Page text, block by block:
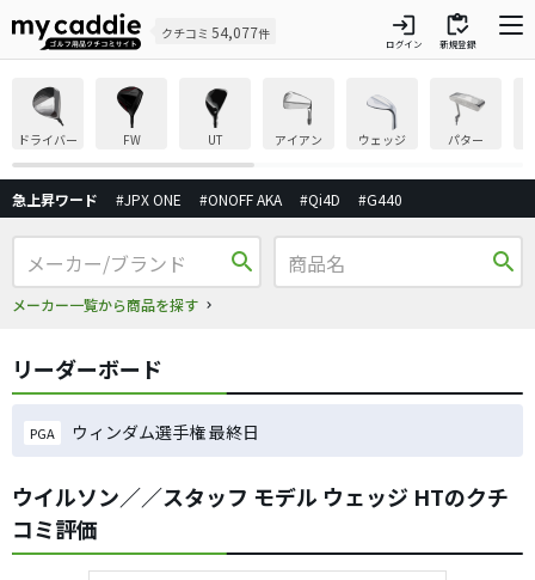
クチコミ 54,077件 login
ログイン
inventory
新規登録
ドライバー FW UT アイアン ウェッジ パター
急上昇ワード #JPX ONE #ONOFF AKA #Qi4D #G440
search
メーカー一覧から商品を探す
search
リーダーボード
PGA ウィンダム選手権 最終日
ウイルソン／／スタッフ モデル ウェッジ HTのクチ
コミ評価